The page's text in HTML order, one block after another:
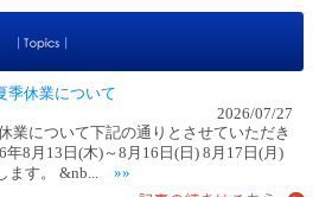
季休業について
2026/07/27
業について下記の通りとさせていただき
8月13日(木)～8月16日(日) 8月17日(月)
ます。 &nb...»»